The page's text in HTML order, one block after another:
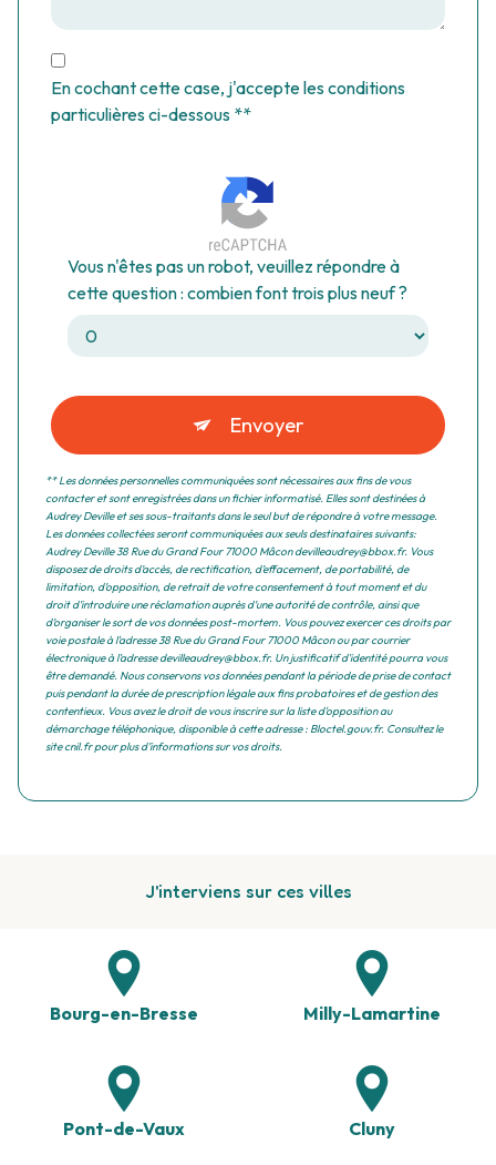
En cochant cette case, j'accepte les conditions
particulières ci-dessous **
Vous n'êtes pas un robot, veuillez répondre à
cette question : combien font trois plus neuf ?
Envoyer
** Les données personnelles communiquées sont nécessaires aux fins de vous
contacter et sont enregistrées dans un fichier informatisé. Elles sont destinées à
Audrey Deville et ses sous-traitants dans le seul but de répondre à votre message.
Les données collectées seront communiquées aux seuls destinataires suivants:
Audrey Deville 38 Rue du Grand Four 71000 Mâcon devilleaudrey@bbox.fr. Vous
disposez de droits d’accès, de rectification, d’effacement, de portabilité, de
limitation, d’opposition, de retrait de votre consentement à tout moment et du
droit d’introduire une réclamation auprès d’une autorité de contrôle, ainsi que
d’organiser le sort de vos données post-mortem. Vous pouvez exercer ces droits par
voie postale à l'adresse 38 Rue du Grand Four 71000 Mâcon ou par courrier
électronique à l'adresse devilleaudrey@bbox.fr. Un justificatif d'identité pourra vous
être demandé. Nous conservons vos données pendant la période de prise de contact
puis pendant la durée de prescription légale aux fins probatoires et de gestion des
contentieux. Vous avez le droit de vous inscrire sur la liste d'opposition au
démarchage téléphonique, disponible à cette adresse : Bloctel.gouv.fr. Consultez le
site cnil.fr pour plus d’informations sur vos droits.
J'interviens sur ces villes
Bourg-en-Bresse Milly-Lamartine
Pont-de-Vaux Cluny